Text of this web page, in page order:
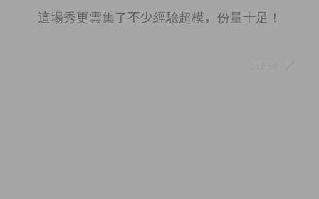
這場秀更雲集了不少經驗超模，份量十足！